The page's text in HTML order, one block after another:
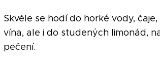
Skvěle se hodí do horké vody,
vína, ale i do studených limonád,
pečení.